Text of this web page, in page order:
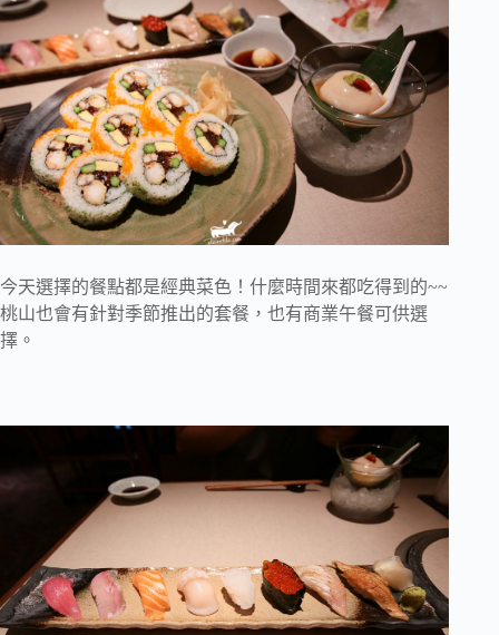
今天選擇的餐點都是經典菜色！什麼時間來都吃得到的~~
桃山也會有針對季節推出的套餐，也有商業午餐可供選
擇。